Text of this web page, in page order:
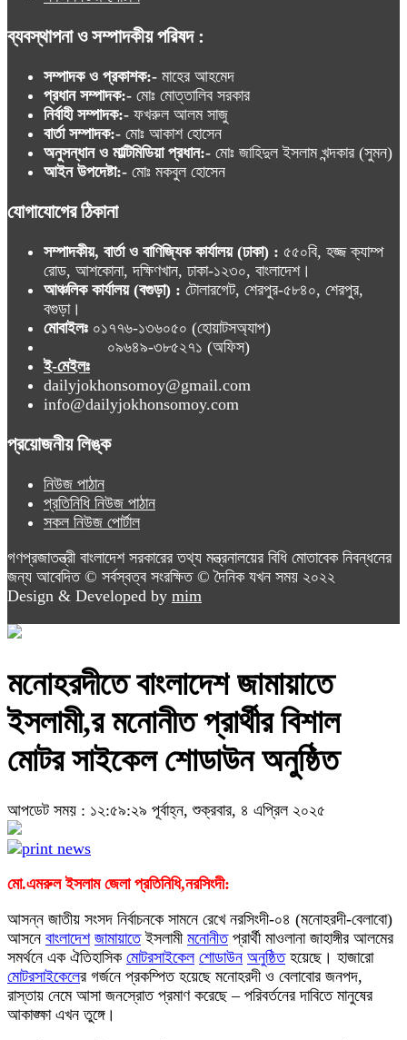
ব্যবস্থাপনা ও সম্পাদকীয় পরিষদ :
সম্পাদক ও প্রকাশক:- মাহের আহমেদ
প্রধান সম্পাদক:- মোঃ মোত্তালিব সরকার
নির্বাহী সম্পাদক:- ফখরুল আলম সাজু
বার্তা সম্পাদক:- মোঃ আকাশ হোসেন
অনুসন্ধান ও মাল্টিমিডিয়া প্রধান:- মোঃ জাহিদুল ইসলাম খন্দকার (সুমন)
আইন উপদেষ্টা:- মোঃ মকবুল হোসেন
যোগাযোগের ঠিকানা
সম্পাদকীয়, বার্তা ও বাণিজ্যিক কার্যালয় (ঢাকা) : ৫৫০বি, হজ্জ ক্যাম্প
রোড, আশকোনা, দক্ষিণখান, ঢাকা-১২৩০, বাংলাদেশ।
আঞ্চলিক কার্যালয় (বগুড়া) : টোলারগেট, শেরপুর-৫৮৪০, শেরপুর,
বগুড়া।
মোবাইলঃ ০১৭৭৬-১৩৬০৫০ (হোয়াটসঅ্যাপ)
০৯৬৪৯-৩৮৫২৭১ (অফিস)
ই-মেইলঃ
dailyjokhonsomoy@gmail.com
info@dailyjokhonsomoy.com
প্রয়োজনীয় লিঙ্ক
নিউজ পাঠান
প্রতিনিধি নিউজ পাঠান
সকল নিউজ পোর্টাল
গণপ্রজাতন্ত্রী বাংলাদেশ সরকারের তথ্য মন্ত্রনালয়ের বিধি মোতাবেক নিবন্ধনের
জন্য আবেদিত © সর্বস্বত্ব সংরক্ষিত © দৈনিক যখন সময় ২০২২
Design & Developed by mim
মনোহরদীতে বাংলাদেশ জামায়াতে
ইসলামী,র মনোনীত প্রার্থীর বিশাল
মোটর সাইকেল শোডাউন অনুষ্ঠিত
আপডেট সময় : ১২:৫৯:২৯ পূর্বাহ্ন, শুক্রবার, ৪ এপ্রিল ২০২৫
মো.এমরুল ইসলাম জেলা প্রতিনিধি,নরসিংদী:
আসন্ন জাতীয় সংসদ নির্বাচনকে সামনে রেখে নরসিংদী-০৪ (মনোহরদী-বেলাবো)
আসনে বাংলাদেশ জামায়াতেইসলামী মনোনীতপ্রার্থী মাওলানা জাহাঙ্গীর আলমের
সমর্থনে এক ঐতিহাসিক মোটরসাইকেল শোডাউন অনুষ্ঠিতহয়েছে। হাজারো
মোটরসাইকেলের গর্জনে প্রকম্পিত হয়েছে মনোহরদী ও বেলাবোর জনপদ,
রাস্তায় নেমে আসা জনস্রোত প্রমাণ করেছে – পরিবর্তনের দাবিতে মানুষের
আকাঙ্ক্ষা এখন তুঙ্গে।